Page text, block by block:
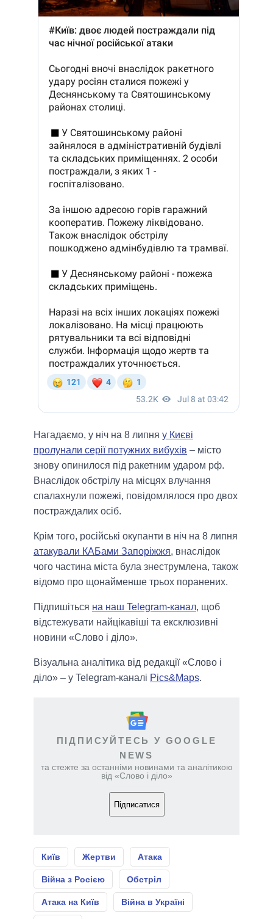
Нагадаємо, у ніч на 8 липня у Києві
пролунали серії потужних вибухів – місто
знову опинилося під ракетним ударом рф.
Внаслідок обстрілу на місцях влучання
спалахнули пожежі, повідомлялося про двох
постраждалих осіб.
Крім того, російські окупанти в ніч на 8 липня
атакували КАБами Запоріжжя, внаслідок
чого частина міста була знеструмлена, також
відомо про щонайменше трьох поранених.
Підпишіться на наш Telegram-канал, щоб
відстежувати найцікавіші та ексклюзивні
новини «Слово і діло».
Візуальна аналітика від редакції «Слово і
діло» – у Telegram-каналі Pics&Maps.
ПІДПИСУЙТЕСЬ У GOOGLE
NEWS
та стежте за останніми новинами та аналітикою
від «Слово і діло»
Підписатися
Київ Жертви Атака
Війна з Росією Обстріл
Атака на Київ Війна в Україні